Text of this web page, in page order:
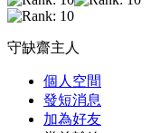
守缺齋主人
個人空間
發短消息
加為好友